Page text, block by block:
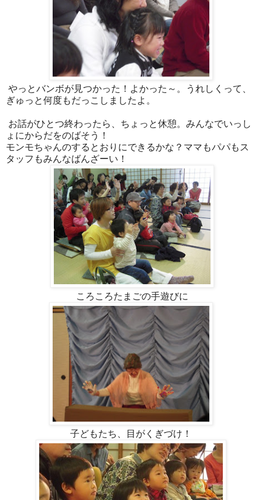
やっとバンボが見つかった！よかった～。うれしくって、
ぎゅっと何度もだっこしましたよ。
お話がひとつ終わったら、ちょっと休憩。みんなでいっし
ょにからだをのばそう！
モンモちゃんのするとおりにできるかな？ママもパパもス
タッフもみんなばんざーい！
ころころたまごの手遊びに
子どもたち、目がくぎづけ！